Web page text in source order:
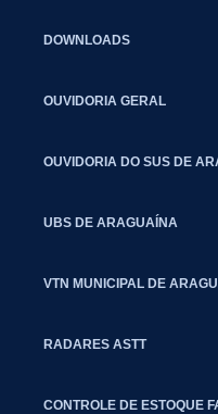
DOWNLOADS
OUVIDORIA GERAL
OUVIDORIA DO SUS DE
UBS DE ARAGUAÍNA
VTN MUNICIPAL DE
RADARES ASTT
CONTROLE DE ESTOQUE